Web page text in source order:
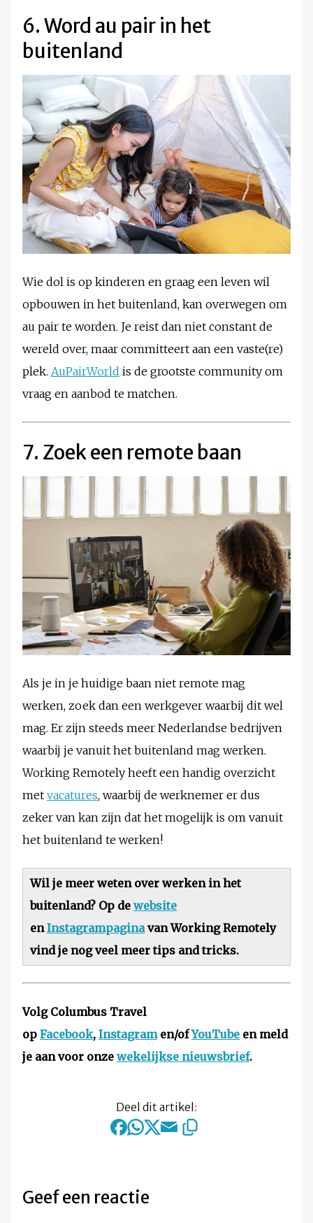
6. Word au pair in het
buitenland
Wie dol is op kinderen en graag een leven wil
opbouwen in het buitenland, kan overwegen om
au pair te worden. Je reist dan niet constant de
wereld over, maar committeert aan een vaste(re)
plek. AuPairWorld is de grootste community om
vraag en aanbod te matchen.
7. Zoek een remote baan
Als je in je huidige baan niet remote mag
werken, zoek dan een werkgever waarbij dit wel
mag. Er zijn steeds meer Nederlandse bedrijven
waarbij je vanuit het buitenland mag werken.
Working Remotely heeft een handig overzicht
met vacatures, waarbij de werknemer er dus
zeker van kan zijn dat het mogelijk is om vanuit
het buitenland te werken!
Wil je meer weten over werken in het
buitenland? Op de website
enInstagrampaginavan Working Remotely
vind je nog veel meer tips and tricks.
Volg Columbus Travel
op Facebook, Instagramen/ofYouTube en meld
je aan voor onze wekelijkse nieuwsbrief.
Deel dit artikel:
Geef een reactie